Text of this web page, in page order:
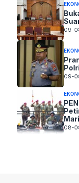
09-
09-
08-